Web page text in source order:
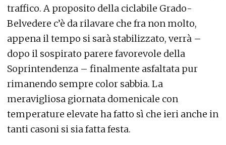
traffico. A proposito della ciclabile Grado-
Belvedere c’è da rilavare che fra non molto,
appena il tempo si sarà stabilizzato, verrà –
dopo il sospirato parere favorevole della
Soprintendenza – finalmente asfaltata pur
rimanendo sempre color sabbia. La
meravigliosa giornata domenicale con
temperature elevate ha fatto sì che ieri anche in
tanti casoni si sia fatta festa.